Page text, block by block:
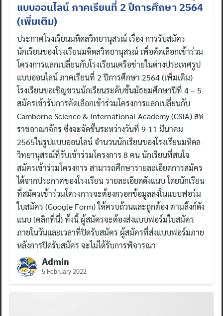
Search
for:
แบบออนไลน์ ภาคเรียนที่ 2 ปีการศึกษา 2564
(เพิ่มเติม)
ประกาศโรงเรียนมหิดลวิทยานุสรณ์ เรื่อง การรับสมัคร
นักเรียนของโรงเรียนมหิดลวิทยานุสรณ์ เพื่อคัดเลือกเข้าร่วม
โครงการแลกเปลี่ยนกับโรงเรียนเครือข่ายในต่างประเทศรูป
แบบออนไลน์ ภาคเรียนที่ 2 ปีการศึกษา 2564 (เพิ่มเติม)
โรงเรียนขอเชิญชวนนักเรียนระดับชั้นมัธยมศึกษาปีที่ 4 – 5
สมัครเข้ารับการคัดเลือกเข้าร่วมโครงการแลกเปลี่ยนกับ
Camborne Science & International Academy (CSIA) สห
ราชอาณาจักร ซึ่งจะจัดขึ้นระหว่างวันที่ 9-11 มีนาคม
2565ในรูปแบบออนไลน์ จำนวนนักเรียนของโรงเรียนมหิดล
วิทยานุสรณ์ที่รับเข้าร่วมโครงการ 8 คน นักเรียนที่สนใจ
สมัครเข้าร่วมโครงการ สามารถศึกษารายละเอียดการสมัคร
ได้จากประกาศของโรงเรียน รายละเอียดดังแนบ โดยนักเรียน
ที่สมัครเข้าร่วมโครงการจะต้องกรอกข้อมูลลงในแบบฟอร์ม
ใบสมัคร (Google Form) ให้ครบถ้วนและถูกต้อง ตามลิ้งก์ดัง
แนบ (คลิกที่นี่) ทั้งนี้ ผู้สมัครจะต้องส่งแบบฟอร์มใบสมัคร
ภายในวันและเวลาที่ปิดรับสมัคร ผู้สมัครที่ส่งแบบฟอร์มภาย
หลังการปิดรับสมัคร จะไม่ได้รับการพิจารณา
Admin
5 February 2022